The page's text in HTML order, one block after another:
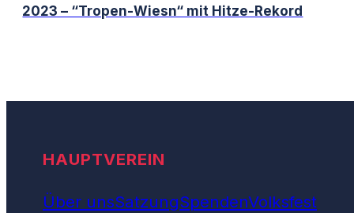
2023 – “Tropen-Wiesn“ mit Hitze-Rekord
HAUPTVEREIN
Über unsSatzungSpendenVolksfest